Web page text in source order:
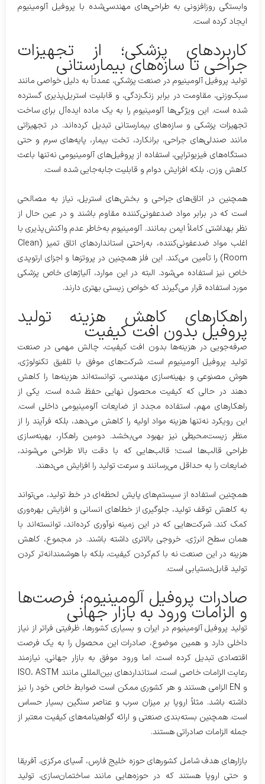
وابستگی روزافزونی به طراحی‌های مهندسی‌شده با پروفیل آلومینیوم
ایجاد کرده است.
کاربردهای پزشکی؛ از تجهیزات
جراحی تا سازه‌های بیمارستانی
تولید پروفیل آلومینیوم در صنعت پزشکی، عمدتاً به دلیل خواصی مانند
سبک‌وزنی، مقاومت در برابر زنگ‌زدگی، و قابلیت استریل‌پذیری گسترده
شده است. این ویژگی‌ها آلومینیوم را به یک ماده ایده‌آل برای ساخت
تجهیزات پزشکی و سازه‌های بیمارستانی تبدیل کرده‌اند. در تجهیزاتی
مانند صندلی‌های جراحی، برانکارد، تخت بیمار، پایه‌های سرم و حتی
دستگاه‌های فیزیوتراپی، استفاده از پروفیل‌های آلومینیومی نه‌تنها باعث
کاهش وزن، بلکه افزایش دوام و قابلیت جابه‌جایی شده است.
همچنین در اتاق‌های جراحی و بخش‌های استریل، نیاز به مصالحی
است که در برابر مواد ضدعفونی‌کننده مقاوم باشند و در عین حال از
نظر بهداشتی کاملاً ایمن بمانند. آلومینیوم به‌خاطر عدم واکنش‌پذیری با
اغلب مواد ضدعفونی‌کننده، به‌راحتی استانداردهای اتاق تمیز (Clean
Room) را تأمین می‌کند. این فلز همچنین در پروتزها و اجزای ارتوپدی
خاص نیز استفاده می‌شود. البته در این موارد، آلیاژهای خاص پزشکی
مورد استفاده قرار می‌گیرند که خواص زیستی بهتری دارند.
راهکارهای کاهش هزینه تولید
پروفیل بدون افت کیفیت
صرفه‌جویی در هزینه‌ها بدون افت کیفیت، چالش مهمی در صنعت
تولید پروفیل آلومینیوم است. شرکت‌های موفق با تلفیق تکنولوژی،
هوش مصنوعی و بهینه‌سازی مهندسی، توانسته‌اند هزینه‌ها را کاهش
دهند در حالی که کیفیت محصول نهایی حفظ شده است. یکی از
راهکارهای مهم، استفاده مجدد از ضایعات آلومینیومی داخلی است.
این رویکرد نه‌تنها هزینه مواد اولیه را کاهش می‌دهد، بلکه فرآیند را از
منظر زیست‌محیطی نیز بهبود می‌بخشد. دومین راهکار، بهینه‌سازی
طراحی قالب‌ها است؛ قالب‌هایی که با دقت بالا طراحی می‌شوند،
ضایعات را به حداقل می‌رسانند و سرعت تولید را افزایش می‌دهند.
همچنین استفاده از سیستم‌های پایش لحظه‌ای در خط تولید، می‌تواند
به کاهش توقف تولید، جلوگیری از خطاهای انسانی و افزایش بهره‌وری
کمک کند. شرکت‌هایی که در این زمینه نوآوری کرده‌اند، توانسته‌اند با
همان سطح انرژی، خروجی بالاتری داشته باشند. در مجموع، کاهش
هزینه در این صنعت نه با کم‌کردن کیفیت، بلکه با هوشمندانه‌تر کردن
تولید قابل‌دستیابی است.
صادرات پروفیل آلومینیوم؛ فرصت‌ها
و الزامات ورود به بازار جهانی
تولید پروفیل آلومینیوم در ایران و بسیاری کشورها، ظرفیتی فراتر از نیاز
داخلی دارد و همین موضوع، صادرات این محصول را به یک فرصت
اقتصادی تبدیل کرده است. اما ورود موفق به بازار جهانی، نیازمند
رعایت الزامات خاصی است. استانداردهای بین‌المللی مانند ISO، ASTM
و EN الزامی هستند و هر کشوری ممکن است ضوابط خاص خود را نیز
داشته باشد. مثلاً اروپا بر میزان سرب و عناصر سنگین بسیار حساس
است. همچنین بسته‌بندی صنعتی و ارائه گواهینامه‌های کیفیت معتبر از
جمله الزامات صادراتی هستند.
بازارهای هدف شامل کشورهای حوزه خلیج فارس، آسیای مرکزی، آفریقا
و حتی اروپا هستند که در حوزه‌هایی مانند ساختمان‌سازی، تولید